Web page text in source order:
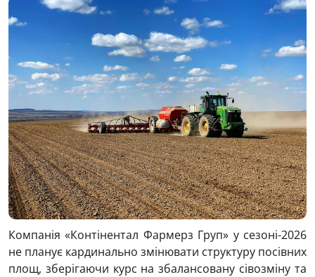
Компанія «Контінентал Фармерз Груп» у сезоні-2026
не планує кардинально змінювати структуру посівних
площ, зберігаючи курс на збалансовану сівозміну та